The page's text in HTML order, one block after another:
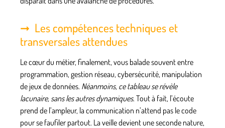
Les compétences techniques et
transversales attendues
Le cœur du métier, finalement, vous balade souvent entre
programmation, gestion réseau, cybersécurité, manipulation
de jeux de données. Néanmoins, ce tableau se révèle
lacunaire, sans les autres dynamiques. Tout à fait, l’écoute
prend de l’ampleur, la communication n’attend pas le code
pour se faufiler partout. La veille devient une seconde nature,